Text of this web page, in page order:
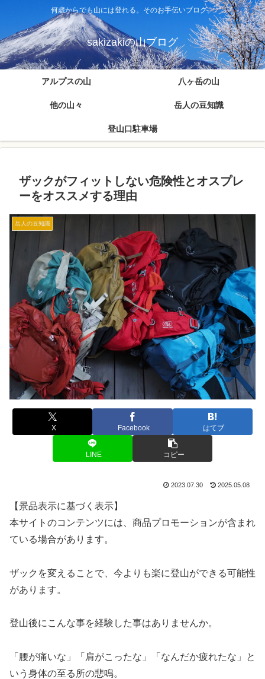
何歳からでも山には登れる。そのお手伝いブログ。
sakizakiの山ブログ
アルプスの山 八ヶ岳の山
他の山々 岳人の豆知識
登山口駐車場
ザックがフィットしない危険性とオスプレ
ーをオススメする理由
岳人の豆知識
X Facebook はてブ
LINE コピー
2023.07.30 2025.05.08
【景品表示に基づく表示】
本サイトのコンテンツには、商品プロモーションが含まれ
ている場合があります。
ザックを変えることで、今よりも楽に登山ができる可能性
があります。
登山後にこんな事を経験した事はありませんか。
「腰が痛いな」「肩がこったな」「なんだか疲れたな」と
いう身体の至る所の悲鳴。